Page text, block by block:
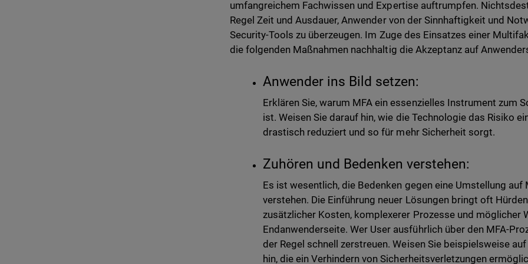
umfangreichem Fachwissen und Expertise auftrumpfen.
Regel Zeit und Ausdauer, Anwender von der Sinnhaftigkeit und
Security-Tools zu überzeugen. Im Zuge des Einsatzes einer
die folgenden Maßnahmen nachhaltig die Akzeptanz auf
Anwender ins Bild setzen:
Erklären Sie, warum MFA ein essenzielles Instrument zum
ist. Weisen Sie darauf hin, wie die Technologie das Risiko
drastisch reduziert und so für mehr Sicherheit sorgt.
Zuhören und Bedenken verstehen:
Es ist wesentlich, die Bedenken gegen eine Umstellung auf
verstehen. Die Einführung neuer Lösungen bringt oft
zusätzlicher Kosten, komplexerer Prozesse und möglicher
Endanwenderseite. Wer User ausführlich über den MFA-
der Regel schnell zerstreuen. Weisen Sie beispielsweise
hin, die ein Verhindern von Sicherheitsverletzungen